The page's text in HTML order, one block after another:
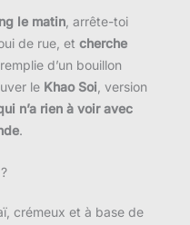
le matin , arrête-toi
de rue, et cherche
remplie d’un bouillon
le Khao Soi , version
n’a rien à voir avec
.
crémeux et à base de